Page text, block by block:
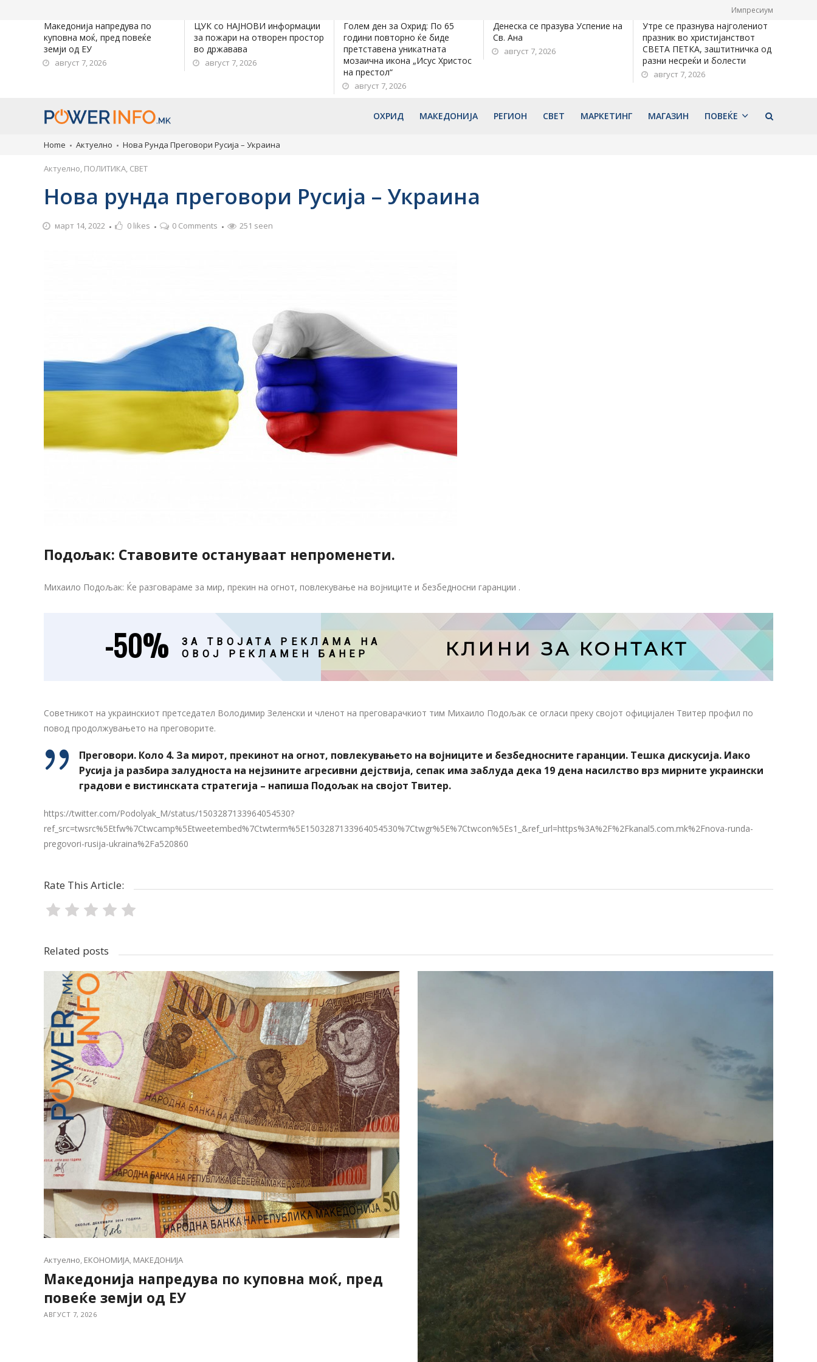
Импресиум
Македонија напредува по
куповна моќ, пред повеќе
земји од ЕУ
август 7, 2026
ЦУК со НАЈНОВИ информации
за пожари на отворен простор
во државава
август 7, 2026
Голем ден за Охрид: По 65
години повторно ќе биде
претставена уникатната
мозаична икона „Исус Христос
на престол“
август 7, 2026
Денеска се празува Успение на
Св. Ана
август 7, 2026
Утре се празнува најголениот
празник во христијанствот
СВЕТА ПЕТКА, заштитничка од
разни несреќи и болести
август 7, 2026
ОХРИД МАКЕДОНИЈА РЕГИОН СВЕТ МАРКЕТИНГ МАГАЗИН ПОВЕЌЕ
Home Актуелно Нова Рунда Преговори Русија – Украина
Актуелно, ПОЛИТИКА, СВЕТ
Нова рунда преговори Русија – Украина
март 14, 2022 0 likes 0 Comments 251 seen
Подољак: Ставовите остануваат непроменети.
Михаило Подољак: Ќе разговараме за мир, прекин на огнот, повлекување на војниците и безбедносни гаранции .
-50%
ЗА ТВОЈАТА РЕКЛАМА НА
ОВОЈ РЕКЛАМЕН БАНЕР
КЛИНИ ЗА КОНТАКТ
Советникот на украинскиот претседател Володимир Зеленски и членот на преговарачкиот тим Михаило Подољак се огласи преку својот официјален Твитер профил по
повод продолжувањето на преговорите.
Преговори. Коло 4. За мирот, прекинот на огнот, повлекувањето на војниците и безбедносните гаранции. Тешка дискусија. Иако
Русија ја разбира залудноста на нејзините агресивни дејствија, сепак има заблуда дека 19 дена насилство врз мирните украински
градови е вистинската стратегија – напиша Подољак на својот Твитер.
https://twitter.com/Podolyak_M/status/1503287133964054530?
ref_src=twsrc%5Etfw%7Ctwcamp%5Etweetembed%7Ctwterm%5E1503287133964054530%7Ctwgr%5E%7Ctwcon%5Es1_&ref_url=https%3A%2F%2Fkanal5.com.mk%2Fnova-runda-
pregovori-rusija-ukraina%2Fa520860
Rate This Article:
Related posts
Актуелно, ЕКОНОМИЈА, МАКЕДОНИЈА
Македонија напредува по куповна моќ, пред
повеќе земји од ЕУ
АВГУСТ 7, 2026